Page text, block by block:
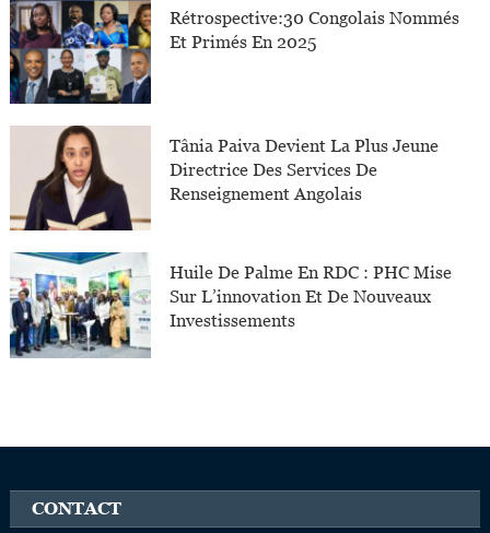
Rétrospective:30 Congolais Nommés
Et Primés En 2025
Tânia Paiva Devient La Plus Jeune
Directrice Des Services De
Renseignement Angolais
Huile De Palme En RDC : PHC Mise
Sur L’innovation Et De Nouveaux
Investissements
CONTACT